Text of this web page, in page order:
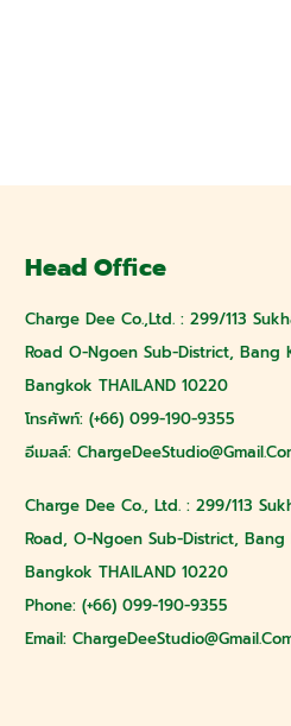
Head Office
Charge Dee Co.,Ltd. : 299/113
Road O-Ngoen Sub-District, Bang
Bangkok THAILAND 10220
โทรศัพท์: (+66) 099-190-9355
อีเมลล์:
Charge Dee Co., Ltd. : 299/113
Road, O-Ngoen Sub-District,
Bangkok THAILAND 10220
Phone: (+66) 099-190-9355
Email: